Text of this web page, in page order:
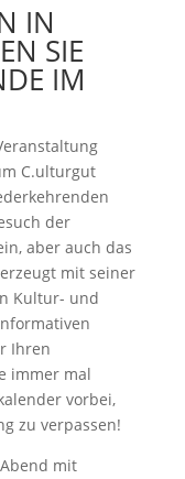
IN
SIE
IM
C.ulturgut
der
aber auch das
mit seiner
Kultur- und
Ihren
immer mal
vorbei,
zu verpassen!
mit